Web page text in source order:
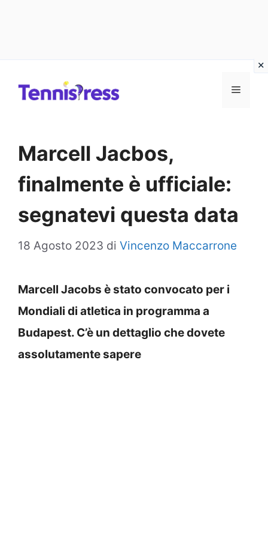
MENU
Marcell Jacbos,
finalmente è ufficiale:
segnatevi questa data
18 Agosto 2023 di Vincenzo Maccarrone
Marcell Jacobs è stato convocato per i
Mondiali di atletica in programma a
Budapest. C’è un dettaglio che dovete
assolutamente sapere